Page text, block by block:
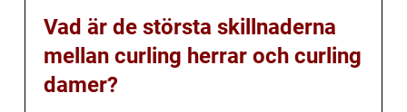
Vad är de största skillnaderna
mellan curling herrar och curling
damer?